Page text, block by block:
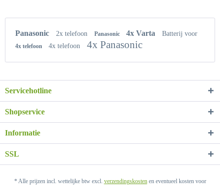
Panasonic 2x telefoon Panasonic 4x Varta Batterij voor
4x telefoon 4x telefoon 4x Panasonic
Servicehotline
Shopservice
Informatie
SSL
* Alle prijzen incl. wettelijke btw excl. verzendingskostenen eventueel kosten voor